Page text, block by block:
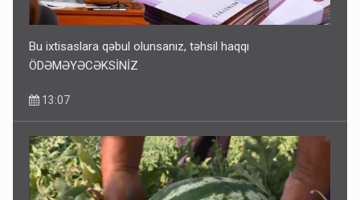
Bu ixtisaslara qəbul olunsanız, təhsil haqqı
ÖDƏMƏYƏCƏKSİNİZ
13:07